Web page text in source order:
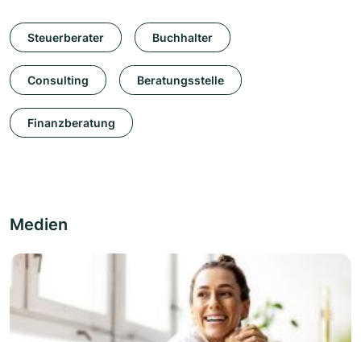
Steuerberater Buchhalter
Consulting Beratungsstelle
Finanzberatung
Medien